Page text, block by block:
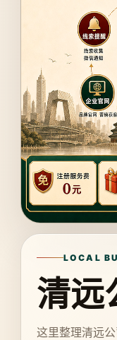
LOCAL
清远
这里整理清远